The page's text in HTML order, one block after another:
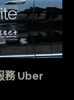
務 Uber